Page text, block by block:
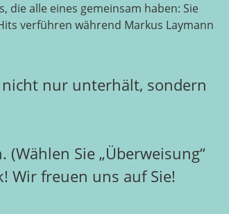
alle eines gemeinsam haben: Sie
verführen während Markus Laymann
nur unterhält, sondern
Sie „Überweisung“
Wir freuen uns auf Sie!